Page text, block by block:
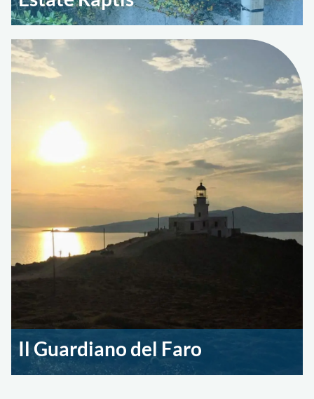
Il Guardiano del Faro